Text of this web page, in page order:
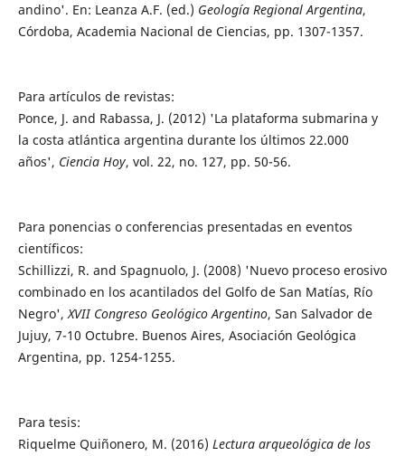
andino'. En: Leanza A.F. (ed.) Geología Regional Argentina,
Córdoba, Academia Nacional de Ciencias, pp. 1307-1357.
Para artículos de revistas:
Ponce, J. and Rabassa, J. (2012) 'La plataforma submarina y
la costa atlántica argentina durante los últimos 22.000
años', Ciencia Hoy, vol. 22, no. 127, pp. 50-56.
Para ponencias o conferencias presentadas en eventos
científicos:
Schillizzi, R. and Spagnuolo, J. (2008) 'Nuevo proceso erosivo
combinado en los acantilados del Golfo de San Matías, Río
Negro',XVII Congreso Geológico Argentino, San Salvador de
Jujuy, 7-10 Octubre. Buenos Aires, Asociación Geológica
Argentina, pp. 1254-1255.
Para tesis:
Riquelme Quiñonero, M. (2016) Lectura arqueológica de los